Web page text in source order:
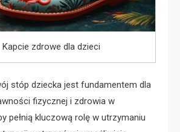
Kapcie zdrowe dla dzieci
stóp dziecka jest fundamentem dla
fizycznej i zdrowia w
pełnią kluczową rolę w utrzymaniu